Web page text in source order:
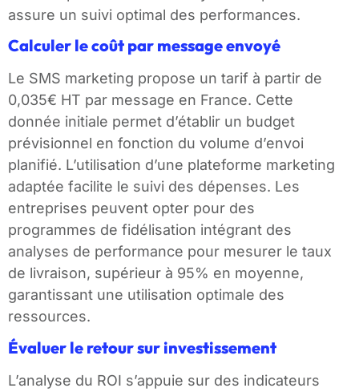
assure un suivi optimal des performances.
Calculer le coût par message envoyé
Le SMS marketing propose un tarif à partir de
0,035€ HT par message en France. Cette
donnée initiale permet d’établir un budget
prévisionnel en fonction du volume d’envoi
planifié. L’utilisation d’une plateforme marketing
adaptée facilite le suivi des dépenses. Les
entreprises peuvent opter pour des
programmes de fidélisation intégrant des
analyses de performance pour mesurer le taux
de livraison, supérieur à 95% en moyenne,
garantissant une utilisation optimale des
ressources.
Évaluer le retour sur investissement
L’analyse du ROI s’appuie sur des indicateurs